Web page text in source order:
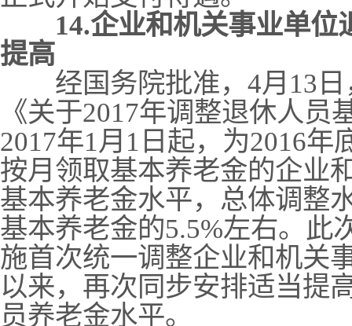
14.企业和机关事业单
提高
经国务院批准，4月13日
《关于2017年调整退休人
2017年1月1日起，为2016
按月领取基本养老金的企业
基本养老金水平，总体调整
基本养老金的5.5%左右。此
施首次统一调整企业和机关
以来，再次同步安排适当提
员养老金水平。